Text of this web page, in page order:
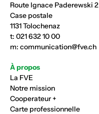
Route Ignace Paderewski 2
Case postale
1131 Tolochenaz
t: 021 632 10 00
m: communication@fve.ch
À propos
La FVE
Notre mission
Cooperateur +
Carte professionnelle